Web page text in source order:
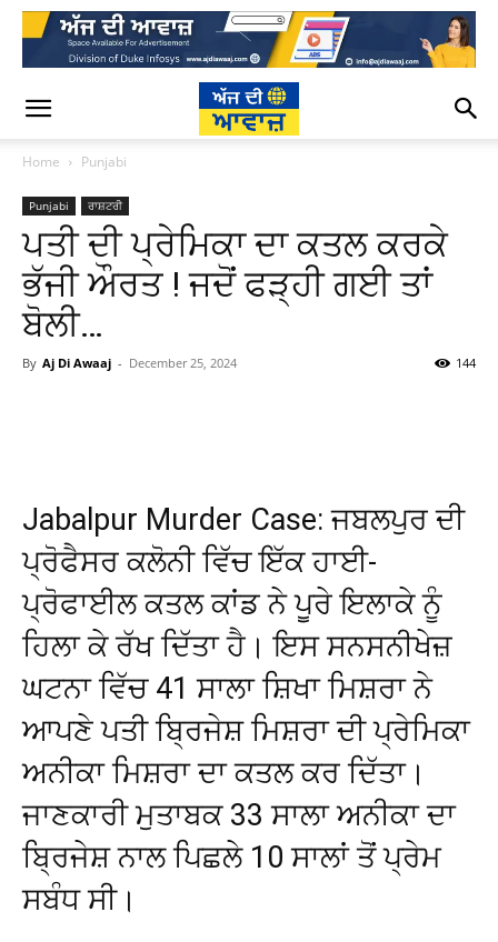
Home Punjabi
Punjabi ਰਾਸ਼ਟਰੀ
ਪਤੀ ਦੀ ਪ੍ਰੇਮਿਕਾ ਦਾ ਕਤਲ ਕਰਕੇ
ਭੱਜੀ ਔਰਤ ! ਜਦੋਂ ਫੜ੍ਹੀ ਗਈ ਤਾਂ
ਬੋਲੀ…
By Aj Di Awaaj - December 25, 2024 144
Jabalpur Murder Case: ਜਬਲਪੁਰ ਦੀ
ਪ੍ਰੋਫੈਸਰ ਕਲੋਨੀ ਵਿੱਚ ਇੱਕ ਹਾਈ-
ਪ੍ਰੋਫਾਈਲ ਕਤਲ ਕਾਂਡ ਨੇ ਪੂਰੇ ਇਲਾਕੇ ਨੂੰ
ਹਿਲਾ ਕੇ ਰੱਖ ਦਿੱਤਾ ਹੈ। ਇਸ ਸਨਸਨੀਖੇਜ਼
ਘਟਨਾ ਵਿੱਚ 41 ਸਾਲਾ ਸ਼ਿਖਾ ਮਿਸ਼ਰਾ ਨੇ
ਆਪਣੇ ਪਤੀ ਬ੍ਰਿਜੇਸ਼ ਮਿਸ਼ਰਾ ਦੀ ਪ੍ਰੇਮਿਕਾ
ਅਨੀਕਾ ਮਿਸ਼ਰਾ ਦਾ ਕਤਲ ਕਰ ਦਿੱਤਾ।
ਜਾਣਕਾਰੀ ਮੁਤਾਬਕ 33 ਸਾਲਾ ਅਨੀਕਾ ਦਾ
ਬ੍ਰਿਜੇਸ਼ ਨਾਲ ਪਿਛਲੇ 10 ਸਾਲਾਂ ਤੋਂ ਪ੍ਰੇਮ
ਸਬੰਧ ਸੀ।